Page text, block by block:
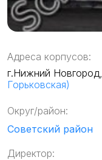
Адреса корпусов:
г.Нижний
Горьковская)
Округ/район:
Советский район
Директор: